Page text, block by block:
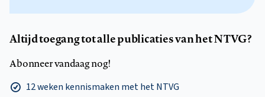
Altijd toegang tot alle publicaties van het NTVG?
Abonneer vandaag nog!
12 weken kennismaken met het NTVG